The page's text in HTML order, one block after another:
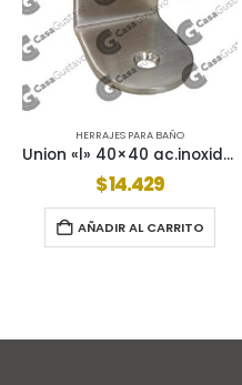
HERRAJES PARA BAÑO
Portarrollo con tapa ac.inox wc-405
$29.629
AÑADIR AL CARRITO